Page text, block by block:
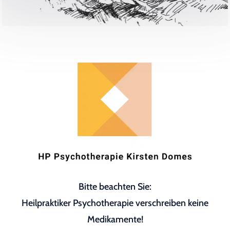
Bitte beachten Sie:
Heilpraktiker Psychotherapie verschreiben keine
Medikamente!